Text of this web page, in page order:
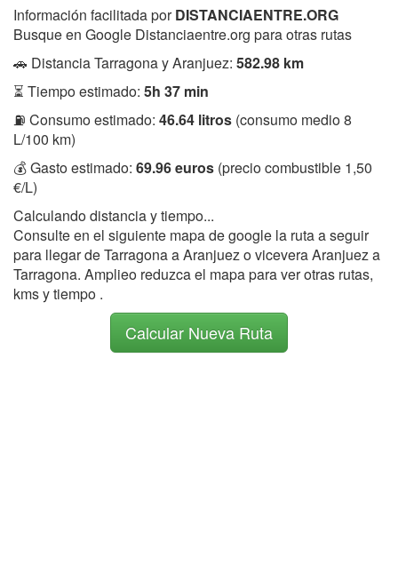
Información facilitada porDISTANCIAENTRE.ORG
Busque en Google Distanciaentre.org para otras rutas
🚗 Distancia Tarragona y Aranjuez: 582.98 km
⏳ Tiempo estimado: 5h 37 min
⛽ Consumo estimado: 46.64 litros (consumo medio 8
L/100 km)
💰 Gasto estimado: 69.96 euros (precio combustible 1,50
€/L)
Calculando distancia y tiempo...
Consulte en el siguiente mapa de google la ruta a seguir
para llegar de Tarragona a Aranjuez o vicevera Aranjuez a
Tarragona. Amplieo reduzca el mapa para ver otras rutas,
kms y tiempo .
Calcular Nueva Ruta